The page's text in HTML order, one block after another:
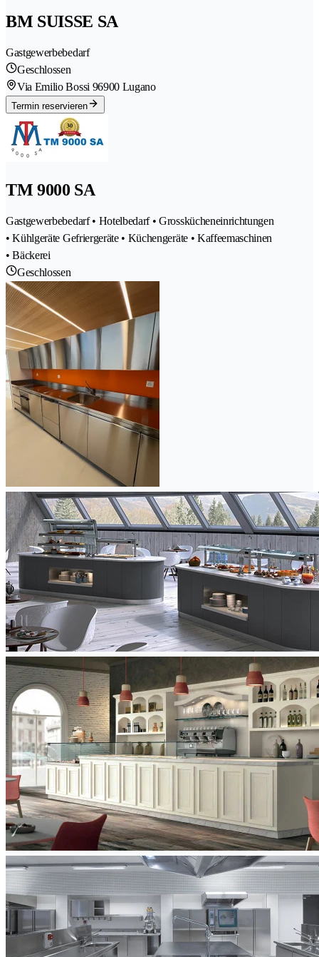
BM SUISSE SA
Gastgewerbebedarf
Geschlossen
Via Emilio Bossi 96900 Lugano
Termin reservieren
TM 9000 SA
Gastgewerbebedarf • Hotelbedarf • Grosskücheneinrichtungen
• Kühlgeräte Gefriergeräte • Küchengeräte • Kaffeemaschinen
• Bäckerei
Geschlossen